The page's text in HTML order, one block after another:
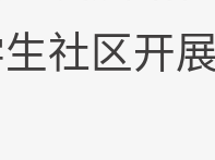
社区开